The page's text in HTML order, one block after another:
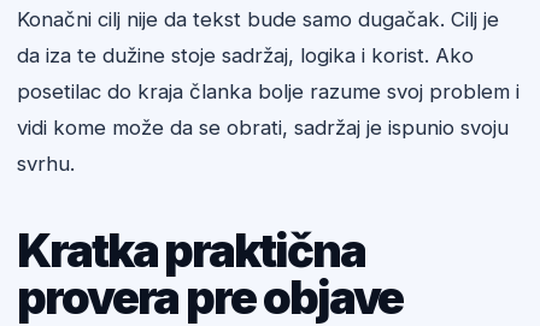
Konačni cilj nije da tekst bude samo dugačak. Cilj je
da iza te dužine stoje sadržaj, logika i korist. Ako
posetilac do kraja članka bolje razume svoj problem i
vidi kome može da se obrati, sadržaj je ispunio svoju
svrhu.
Kratka praktična
provera pre objave